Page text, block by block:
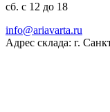
сб. с 12 до 18
ur.atravaira@ofni
Адрес склада: г.